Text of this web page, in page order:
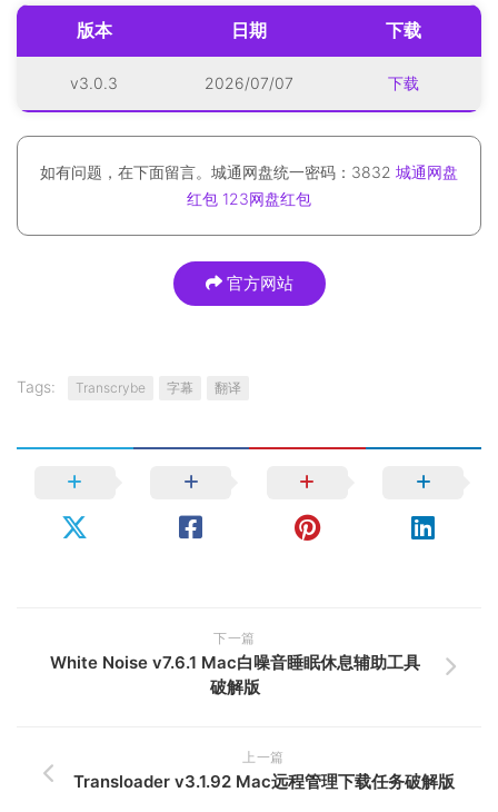
版本 日期 下载
v3.0.3 2026/07/07 下载
如有问题，在下面留言。城通网盘统一密码：3832 城通网盘
红包 123网盘红包
官方网站
Tags: Transcrybe 字幕 翻译
下一篇
White Noise v7.6.1 Mac白噪音睡眠休息辅助工具
破解版
上一篇
Transloader v3.1.92 Mac远程管理下载任务破解版